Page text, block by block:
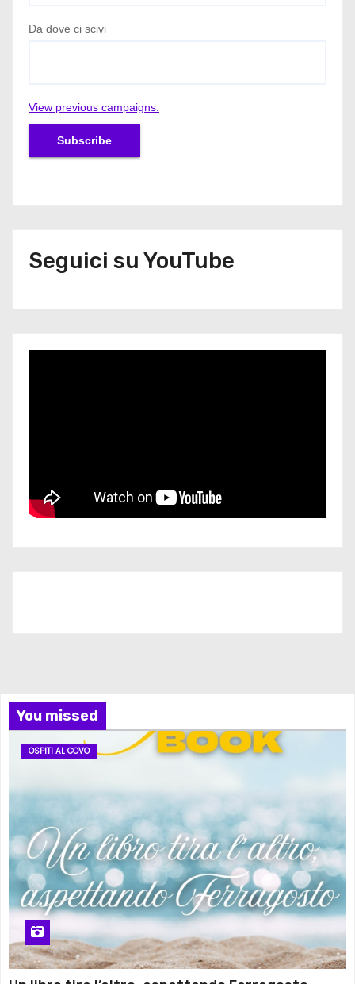
Da dove ci scivi
View previous campaigns.
Seguici su YouTube
You missed
OSPITI AL COVO